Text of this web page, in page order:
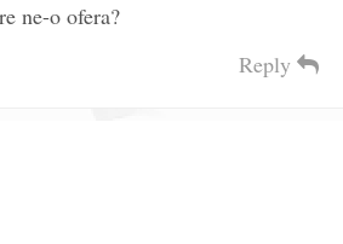
ne-o ofera?
Reply